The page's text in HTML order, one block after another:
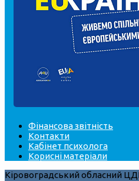
Фінансова звітність
Контакти
Кабінет психолога
Корисні матеріали
Кіровоградський обласний